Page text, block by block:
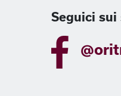
Seguici sui